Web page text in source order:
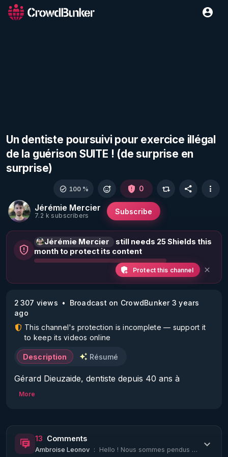
Un dentiste poursuivi pour exercice illégal
de la guérison SUITE ! (de surprise en
surprise)
Jérémie Mercier
7.2 k subscribers Subscribe
100 % 0
Jérémie Mercier
still needs 25 Shields this
month to protect its content
Protect this channel
2 307 views
Broadcast on CrowdBunker 3 years
ago
This channel's protection is incomplete — support it
to keep its videos online
Description Résumé
Gérard Dieuzaide, dentiste depuis 40 ans à
Toulouse comparaitra finalement  le jeudi 16
rue Spontini, 75116 Paris, pour exercice illégal de
la guérison.
More
13 Comments
Ambroise Leonov : Hello ! Nous sommes pendus à vos lèvres... Qu'en est-il, quasi un mois après ? P...